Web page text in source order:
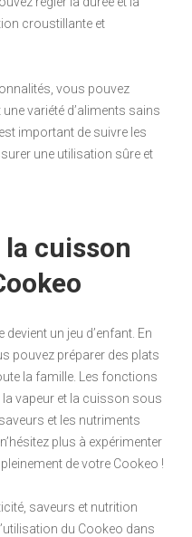
croustillante et
vous pouvez
variété d’aliments sains
important de suivre les
une utilisation sûre et
cuisson
un jeu d’enfant. En
pouvez préparer des plats
la famille. Les fonctions
vapeur et la cuisson sous
et les nutriments
plus à expérimenter
de votre Cookeo !
saveurs et nutrition
du Cookeo dans